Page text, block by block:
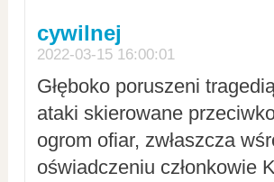
cywilnej
2022-03-15 16:00:01
Głęboko poruszeni
ataki skierowane
ogrom ofiar, zwłaszcza
oświadczeniu członkowie